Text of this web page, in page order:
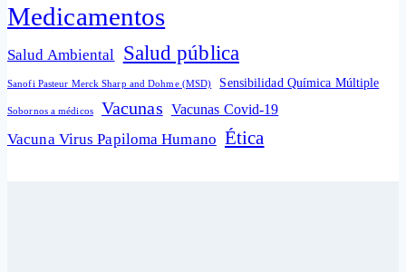
Medicamentos
Salud Ambiental Salud pública
Sanofi Pasteur Merck Sharp and Dohme (MSD) Sensibilidad Química Múltiple
Sobornos a médicos Vacunas Vacunas Covid-19
Vacuna Virus Papiloma Humano Ética